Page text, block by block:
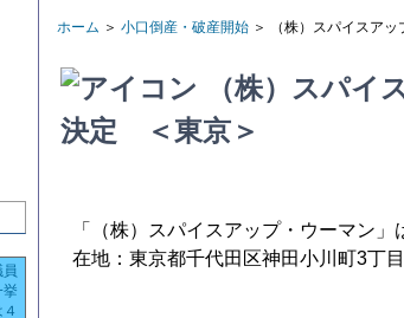
ホーム ＞ 小口倒産・破産開始 ＞ （株）スパイスア
（株）スパイ
決定 ＜東京＞
「（株）スパイスアップ・ウーマン
在地：東京都千代田区神田小川町3丁